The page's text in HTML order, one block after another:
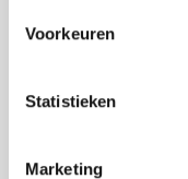
Voorkeuren
Statistieken
Marketing
Jouw feedback
adviseurs van
feedback